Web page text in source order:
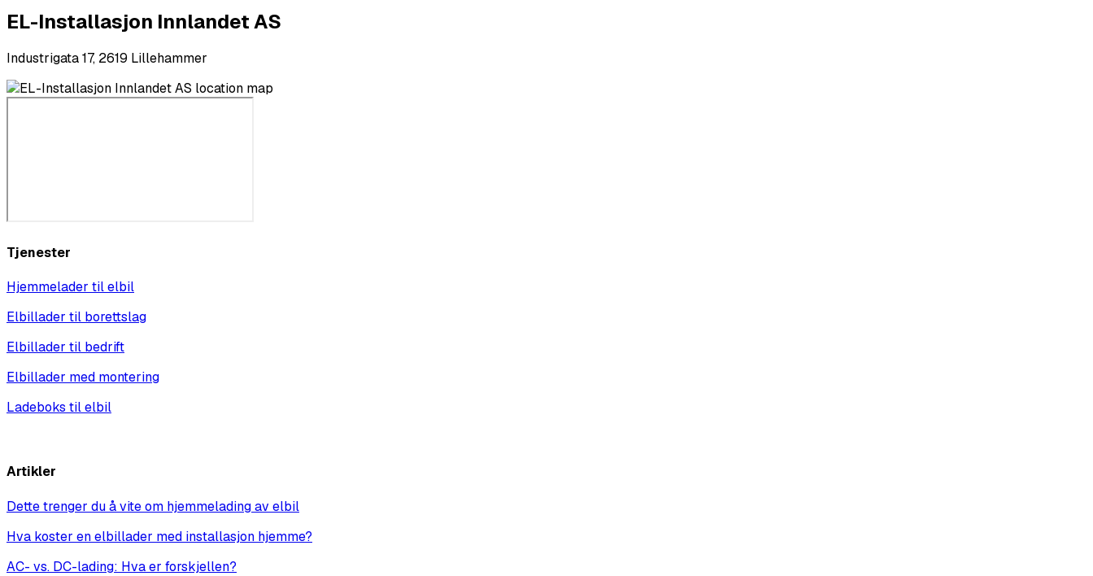
EL-Installasjon Innlandet AS
Industrigata 17, 2619 Lillehammer
Tjenester
Hjemmelader til elbil
Elbillader til borettslag
Elbillader til bedrift
Elbillader med montering
Ladeboks til elbil
Artikler
Dette trenger du å vite om hjemmelading av elbil
Hva koster en elbillader med installasjon hjemme?
AC- vs. DC-lading: Hva er forskjellen?